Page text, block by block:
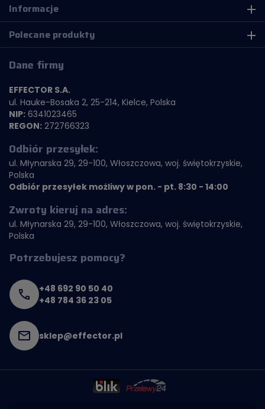
Informacje add
Polecane produkty add
Dane firmy
EFFECTOR S.A.
ul. Hauke-Bosaka 2, 25-214, Kielce, Polska
NIP: 6341023465
REGON: 272766323
Odbiór przesyłek:
ul. Młynarska 29, 29-100, Włoszczowa, woj. świętokrzyskie,
Polska
Odbiór przesyłek możliwy w pon. - pt. 8:30 - 14:00
Zwroty kieruj na adres:
ul. Młynarska 29, 29-100, Włoszczowa, woj. świętokrzyskie,
Polska
Potrzebujesz pomocy?
+48 692 90 50 40
+48 784 36 23 05
sklep@effector.pl